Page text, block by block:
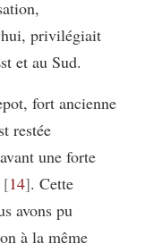
privilégiait
et au Sud.
fort ancienne
restée
une forte
14 . Cette
avons pu
à la même